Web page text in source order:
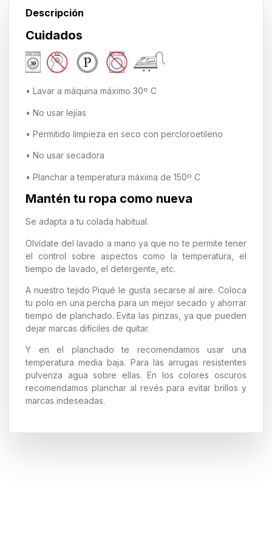
Descripción
Cuidados
• Lavar a máquina máximo 30º C
• No usar lejías
• Permitido limpieza en seco con percloroetileno
• No usar secadora
• Planchar a temperatura máxima de 150º C
Mantén tu ropa como nueva
Se adapta a tu colada habitual.
Olvídate del lavado a mano ya que no te permite tener
el control sobre aspectos como la temperatura, el
tiempo de lavado, el detergente, etc.
A nuestro tejido Piqué le gusta secarse al aire. Coloca
tu polo en una percha para un mejor secado y ahorrar
tiempo de planchado. Evita las pinzas, ya que pueden
dejar marcas difíciles de quitar.
Y en el planchado te recomendamos usar una
temperatura media baja. Para las arrugas resistentes
pulveriza agua sobre ellas. En los colores oscuros
recomendamos planchar al revés para evitar brillos y
marcas indeseadas.